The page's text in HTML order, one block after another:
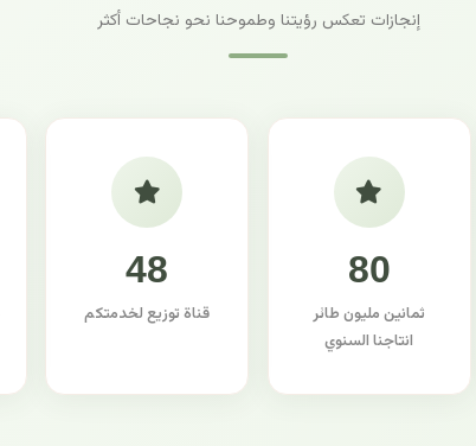
إنجازات تعكس رؤيتنا وطموحنا نحو نجاحات أكثر
80
ثمانين مليون طائر
انتاجنا السنوي
48
قناة توزيع لخدمتكم